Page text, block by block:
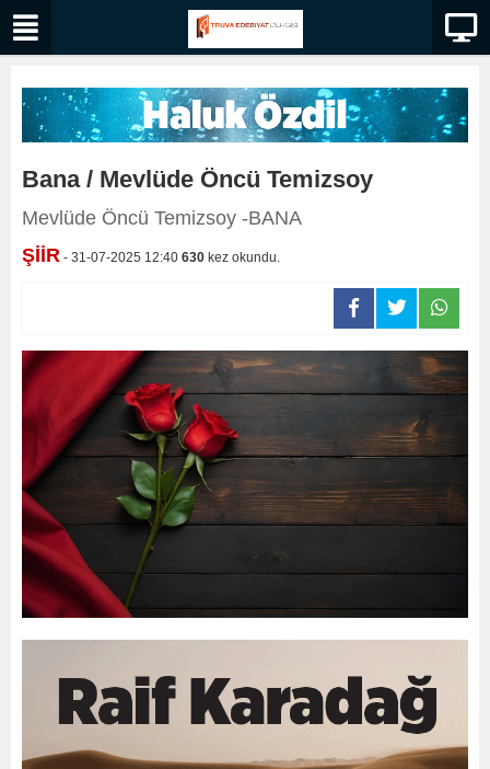
Bana / Mevlüde Öncü Temizsoy
Mevlüde Öncü Temizsoy -BANA
ŞİİR - 31-07-2025 12:40 630 kez okundu.